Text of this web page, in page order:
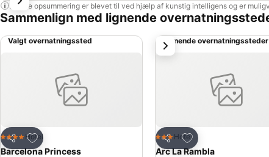
Denne opsummering er blevet til ved hjælp af kunstig intelligens og er
Sammenlign med lignende
Valgt overnatningssted
Del
Føj til favoritter
4 StjernerHotel
Barcelona Princess
Lignende overnatningssteder
Del
Føj til favoritter
3 Stjerner
Hotel
Arc La Rambla
næste